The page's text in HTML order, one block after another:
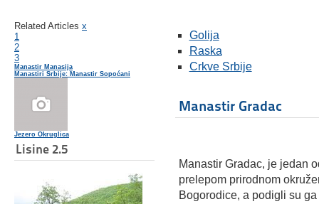
Related Articles x
1
2
3
Manastir Manasija
Manastiri Srbije: Manastir Sopoćani
Jezero Okruglica
Lisine 2.5
Golija
Raska
Crkve Srbije
Manastir Gradac
Manastir Gradac, je jedan
prelepom prirodnom
Bogorodice, a podigli su